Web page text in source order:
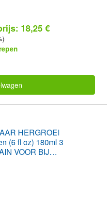
18,25 €
HERGROEI
(6 fl oz) 180ml 3
VOOR BIJ
WAARDE PAK